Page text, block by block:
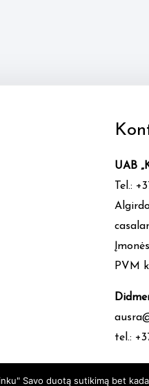
UAB
Tel.:
PVM
tel.:
Savo duotą sutikimą bet